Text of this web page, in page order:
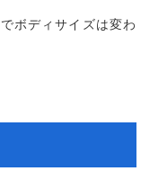
ボディサイズは変わ